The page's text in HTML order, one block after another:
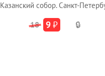
Казанский собор. Санкт-
18 9₽ 🔒